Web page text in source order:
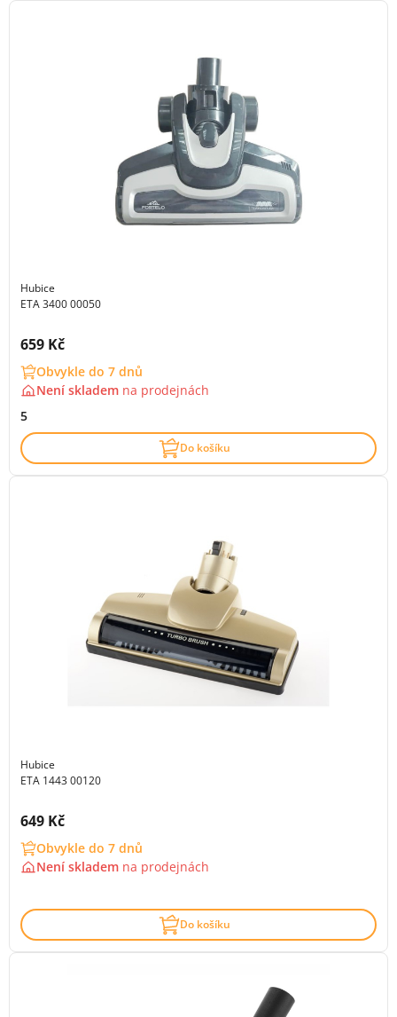
Hubice
ETA 3400 00050
Cena s DPH:
659 Kč
Obvykle do 7 dnů
Není skladem na prodejnách
5
Do košíku
Hubice
ETA 1443 00120
Cena s DPH:
649 Kč
Obvykle do 7 dnů
Není skladem na prodejnách
Do košíku